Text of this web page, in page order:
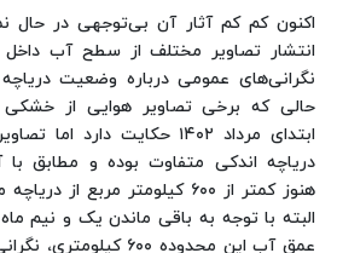
اکنون کم کم آثار آن بی‌توجهی در حال
انتشار تصاویر مختلف از سطح آب داخل
نگرانی‌های عمومی درباره وضعیت
حالی که برخی تصاویر هوایی از خشکی
ابتدای مرداد ۱۴۰۲ حکایت
دریاچه اندکی متفاوت بوده و مطابق با
هنوز کمتر از ۶۰۰ کیلومتر
البته با توجه به باقی ماندن یک و نیم
عمق آب این محدوده ۶۰۰